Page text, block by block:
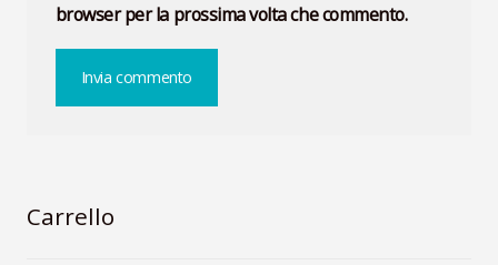
browser per la prossima volta che commento.
Carrello